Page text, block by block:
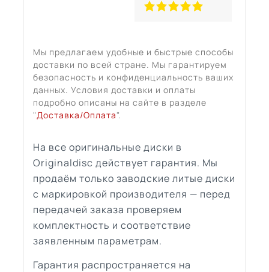
Мы предлагаем удобные и быстрые способы
доставки по всей стране. Мы гарантируем
безопасность и конфиденциальность ваших
данных. Условия доставки и оплаты
подробно описаны на сайте в разделе
"Доставка/Оплата".
На все оригинальные диски в
Originaldisc действует гарантия. Мы
продаём только заводские литые диски
с маркировкой производителя — перед
передачей заказа проверяем
комплектность и соответствие
заявленным параметрам.
Гарантия распространяется на